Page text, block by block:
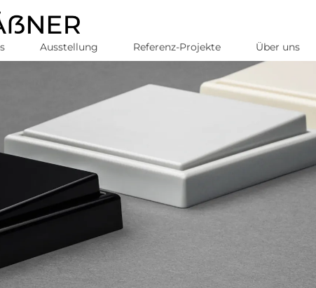
Ausstellung Referenz-Projekte Über uns